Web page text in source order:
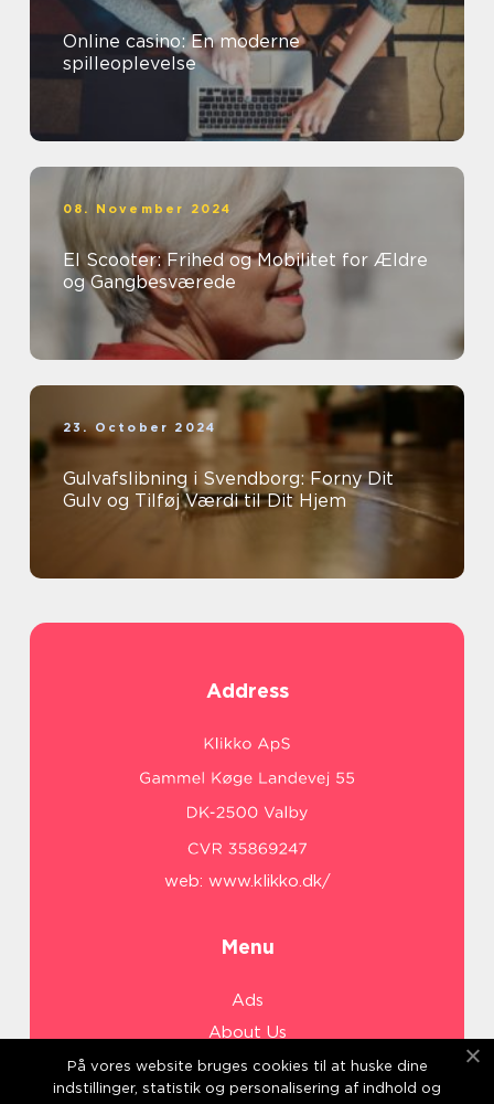
Online casino: En moderne
spilleoplevelse
08. November 2024
El Scooter: Frihed og Mobilitet for Ældre
og Gangbesværede
23. October 2024
Gulvafslibning i Svendborg: Forny Dit
Gulv og Tilføj Værdi til Dit Hjem
Address
web: www.klikko.dk/
Menu
Ads
About Us
Cookies
Contact
På vores website bruges cookies til at huske dine
indstillinger, statistik og personalisering af indhold og